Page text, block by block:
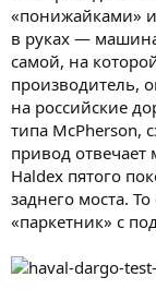
«понижайками»
в руках —
самой, на
производитель,
на российские
типа McPherson,
привод
Haldex пятого
заднего моста. То
«паркетник» с